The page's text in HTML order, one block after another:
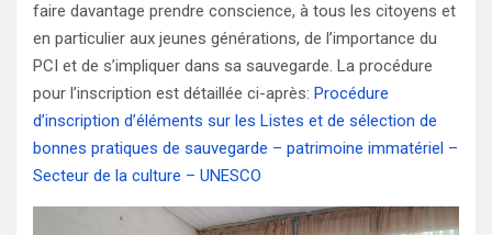
faire davantage prendre conscience, à tous les citoyens et
en particulier aux jeunes générations, de l’importance du
PCI et de s’impliquer dans sa sauvegarde. La procédure
pour l’inscription est détaillée ci-après: Procédure
d’inscription d’éléments sur les Listes et de sélection de
bonnes pratiques de sauvegarde – patrimoine immatériel –
Secteur de la culture – UNESCO